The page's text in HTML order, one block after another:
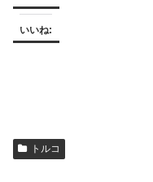
いいね:
トルコ